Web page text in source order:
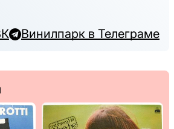
Винилпарк в Телеграме